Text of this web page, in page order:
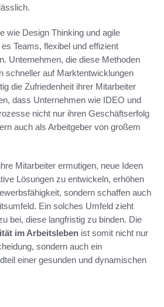
wie Design Thinking und agile
Teams, flexibel und effizient
Unternehmen, die diese Methoden
schneller auf Marktentwicklungen
die Zufriedenheit ihrer Mitarbeiter
dass Unternehmen wie IDEO und
nicht nur ihren Geschäftserfolg
auch als Arbeitgeber von großem
Mitarbeiter ermutigen, neue Ideen
Lösungen zu entwickeln, erhöhen
sondern schaffen auch
Ein solches Umfeld zieht
bei, diese langfristig zu binden. Die
im Arbeitsleben ist somit nicht nur
sondern auch ein
einer gesunden und dynamischen